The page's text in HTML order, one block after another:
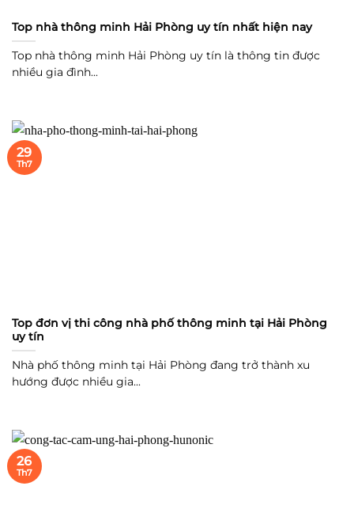
Top nhà thông minh Hải Phòng uy tín nhất hiện nay
Top nhà thông minh Hải Phòng uy tín là thông tin được
nhiều gia đình...
Top đơn vị thi công nhà phố thông minh tại Hải Phòng
uy tín
Nhà phố thông minh tại Hải Phòng đang trở thành xu
hướng được nhiều gia...
29
Th7
26
Th7